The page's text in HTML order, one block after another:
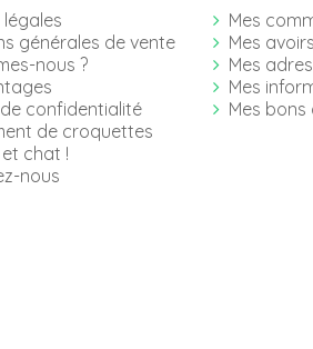
générales de vente
nous ?
confidentialité
de croquettes
chat !
nous
Mes
Mes avoirs
Mes
Mes
Mes